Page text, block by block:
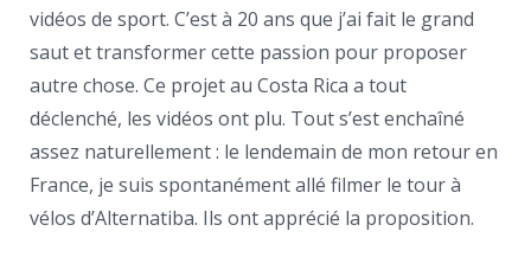
vidéos de sport. C’est à 20 ans que j’ai fait le grand
saut et transformer cette passion pour proposer
autre chose. Ce projet au Costa Rica a tout
déclenché, les vidéos ont plu. Tout s’est enchaîné
assez naturellement : le lendemain de mon retour en
France, je suis spontanément allé filmer le tour à
vélos d’Alternatiba. Ils ont apprécié la proposition.